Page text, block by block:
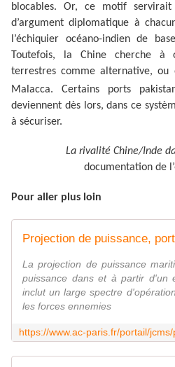
blocables. Or, ce motif
d’argument diplomatique à
l’échiquier océano-indien de
Toutefois, la Chine cherche à
terrestres comme alternative,
Malacca. Certains ports
deviennent dès lors, dans ce
à sécuriser.
La rivalité Chine/Inde
documentation de
Pour aller plus loin
La projection de puissance
puissance dans et à partir d'un
inclut un large spectre
les forces ennemies